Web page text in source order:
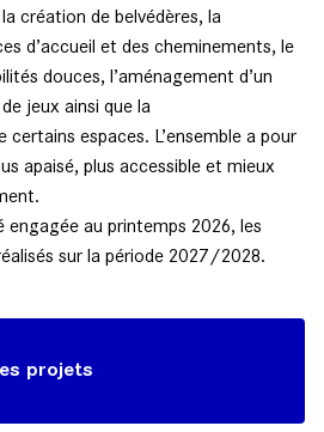
création de belvédères, la
d’accueil et des cheminements, le
douces, l’aménagement d’un
jeux ainsi que la
certains espaces. L’ensemble a pour
apaisé, plus accessible et mieux
engagée au printemps 2026, les
sur la période 2027/2028.
projets